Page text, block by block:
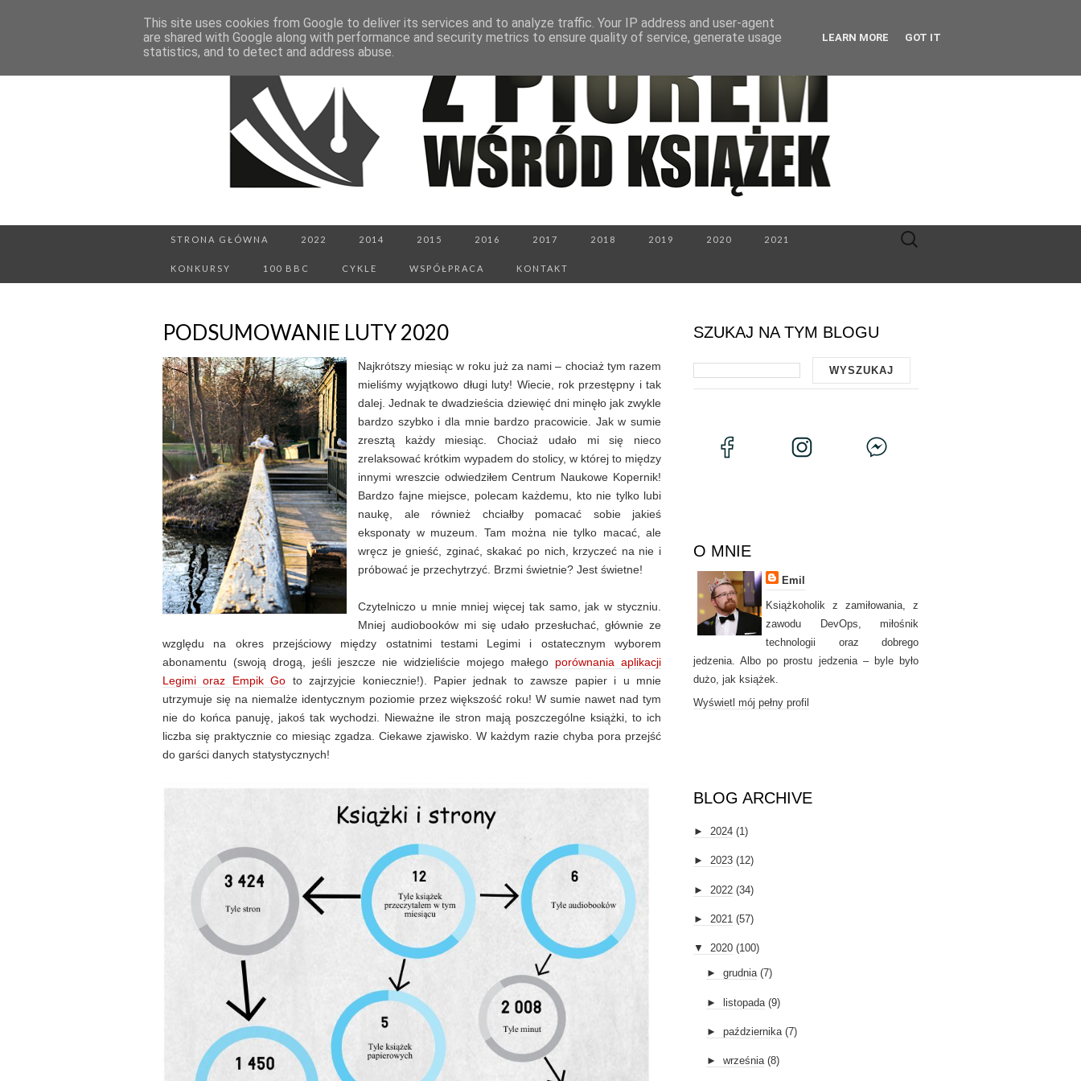
STRONA GŁÓWNA 2022 2014 2015 2016 2017 2018 2019 2020 2021
KONKURSY 100 BBC CYKLE WSPÓŁPRACA KONTAKT
Search
PODSUMOWANIE LUTY 2020
Najkrótszy miesiąc w roku już za nami – chociaż tym razem
mieliśmy wyjątkowo długi luty! Wiecie, rok przestępny i tak
dalej. Jednak te dwadzieścia dziewięć dni minęło jak zwykle
bardzo szybko i dla mnie bardzo pracowicie. Jak w sumie
zresztą każdy miesiąc. Chociaż udało mi się nieco
zrelaksować krótkim wypadem do stolicy, w której to między
innymi wreszcie odwiedziłem Centrum Naukowe Kopernik!
Bardzo fajne miejsce, polecam każdemu, kto nie tylko lubi
naukę, ale również chciałby pomacać sobie jakieś
eksponaty w muzeum. Tam można nie tylko macać, ale
wręcz je gnieść, zginać, skakać po nich, krzyczeć na nie i
próbować je przechytrzyć. Brzmi świetnie? Jest świetne!
Czytelniczo u mnie mniej więcej tak samo, jak w styczniu.
Mniej audiobooków mi się udało przesłuchać, głównie ze
względu na okres przejściowy między ostatnimi testami Legimi i ostatecznym wyborem
abonamentu (swoją drogą, jeśli jeszcze nie widzieliście mojego małego porównania aplikacji
Legimi oraz Empik Go to zajrzyjcie koniecznie!). Papier jednak to zawsze papier i u mnie
utrzymuje się na niemalże identycznym poziomie przez większość roku! W sumie nawet nad tym
nie do końca panuję, jakoś tak wychodzi. Nieważne ile stron mają poszczególne książki, to ich
liczba się praktycznie co miesiąc zgadza. Ciekawe zjawisko. W każdym razie chyba pora przejść
do garści danych statystycznych!
SZUKAJ NA TYM BLOGU
O MNIE
Emil
Książkoholik z zamiłowania, z
zawodu DevOps, miłośnik
technologii oraz dobrego
jedzenia. Albo po prostu jedzenia – byle było
dużo, jak książek.
Wyświetl mój pełny profil
BLOG ARCHIVE
► 2024 (1)
► 2023 (12)
► 2022 (34)
► 2021 (57)
▼ 2020 (100)
► grudnia (7)
► listopada (9)
► października (7)
► września (8)
This site uses cookies from Google to deliver its services and to analyze traffic. Your IP address and user-agent
are shared with Google along with performance and security metrics to ensure quality of service, generate usage
statistics, and to detect and address abuse.
LEARN MORE GOT IT